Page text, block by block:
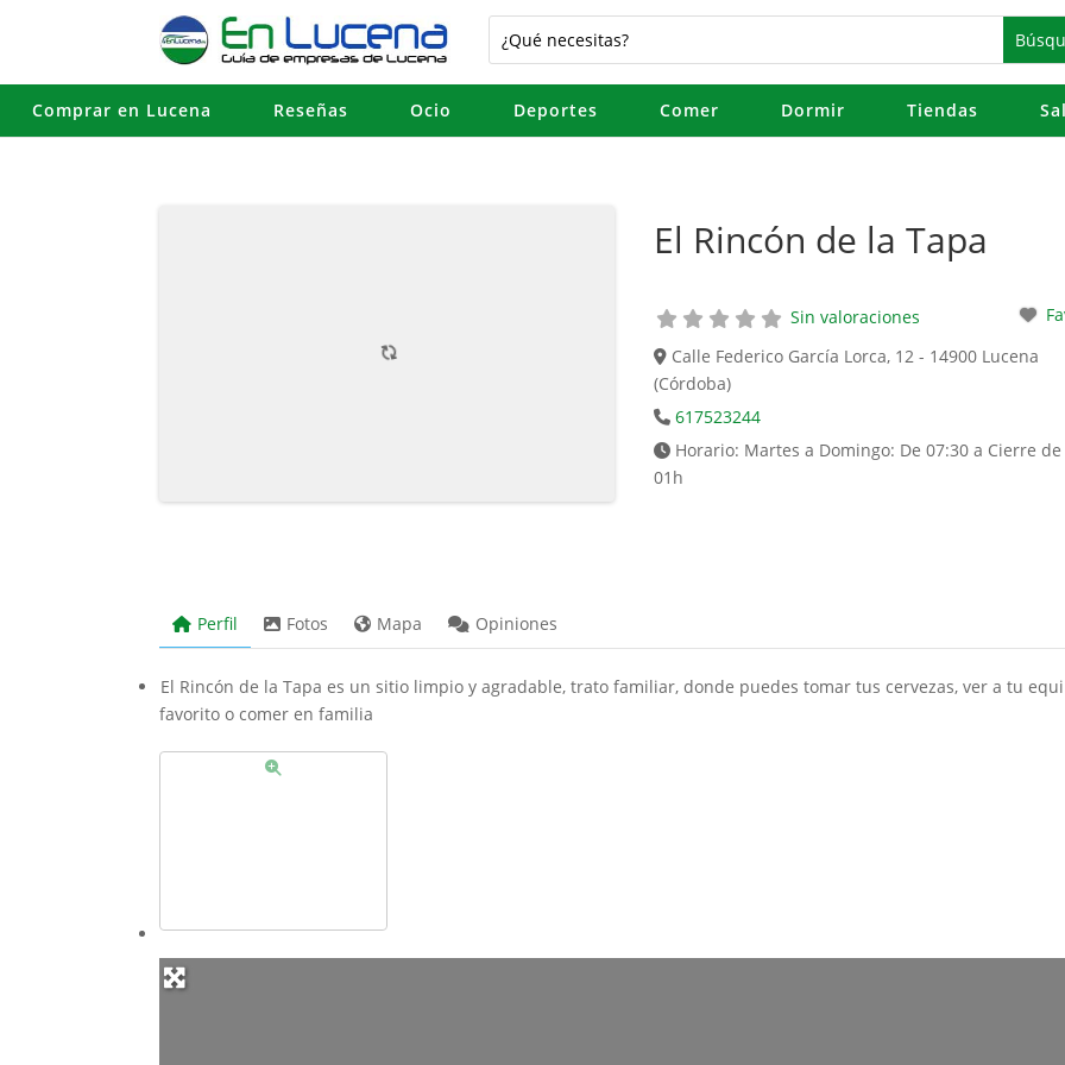
Comprar en Lucena Reseñas Ocio Deportes Comer Dormir Tiendas
El Rincón de la Tapa
Sin valoraciones
Calle Federico García Lorca, 12 - 14900 Lucena
(Córdoba)
617523244
Horario: Martes a Domingo: De 07:30 a Cierre
01h
Perfil Fotos Mapa Opiniones
El Rincón de la Tapa es un sitio limpio y agradable, trato familiar, donde puedes tomar tus cervezas, ver a tu
favorito o comer en familia